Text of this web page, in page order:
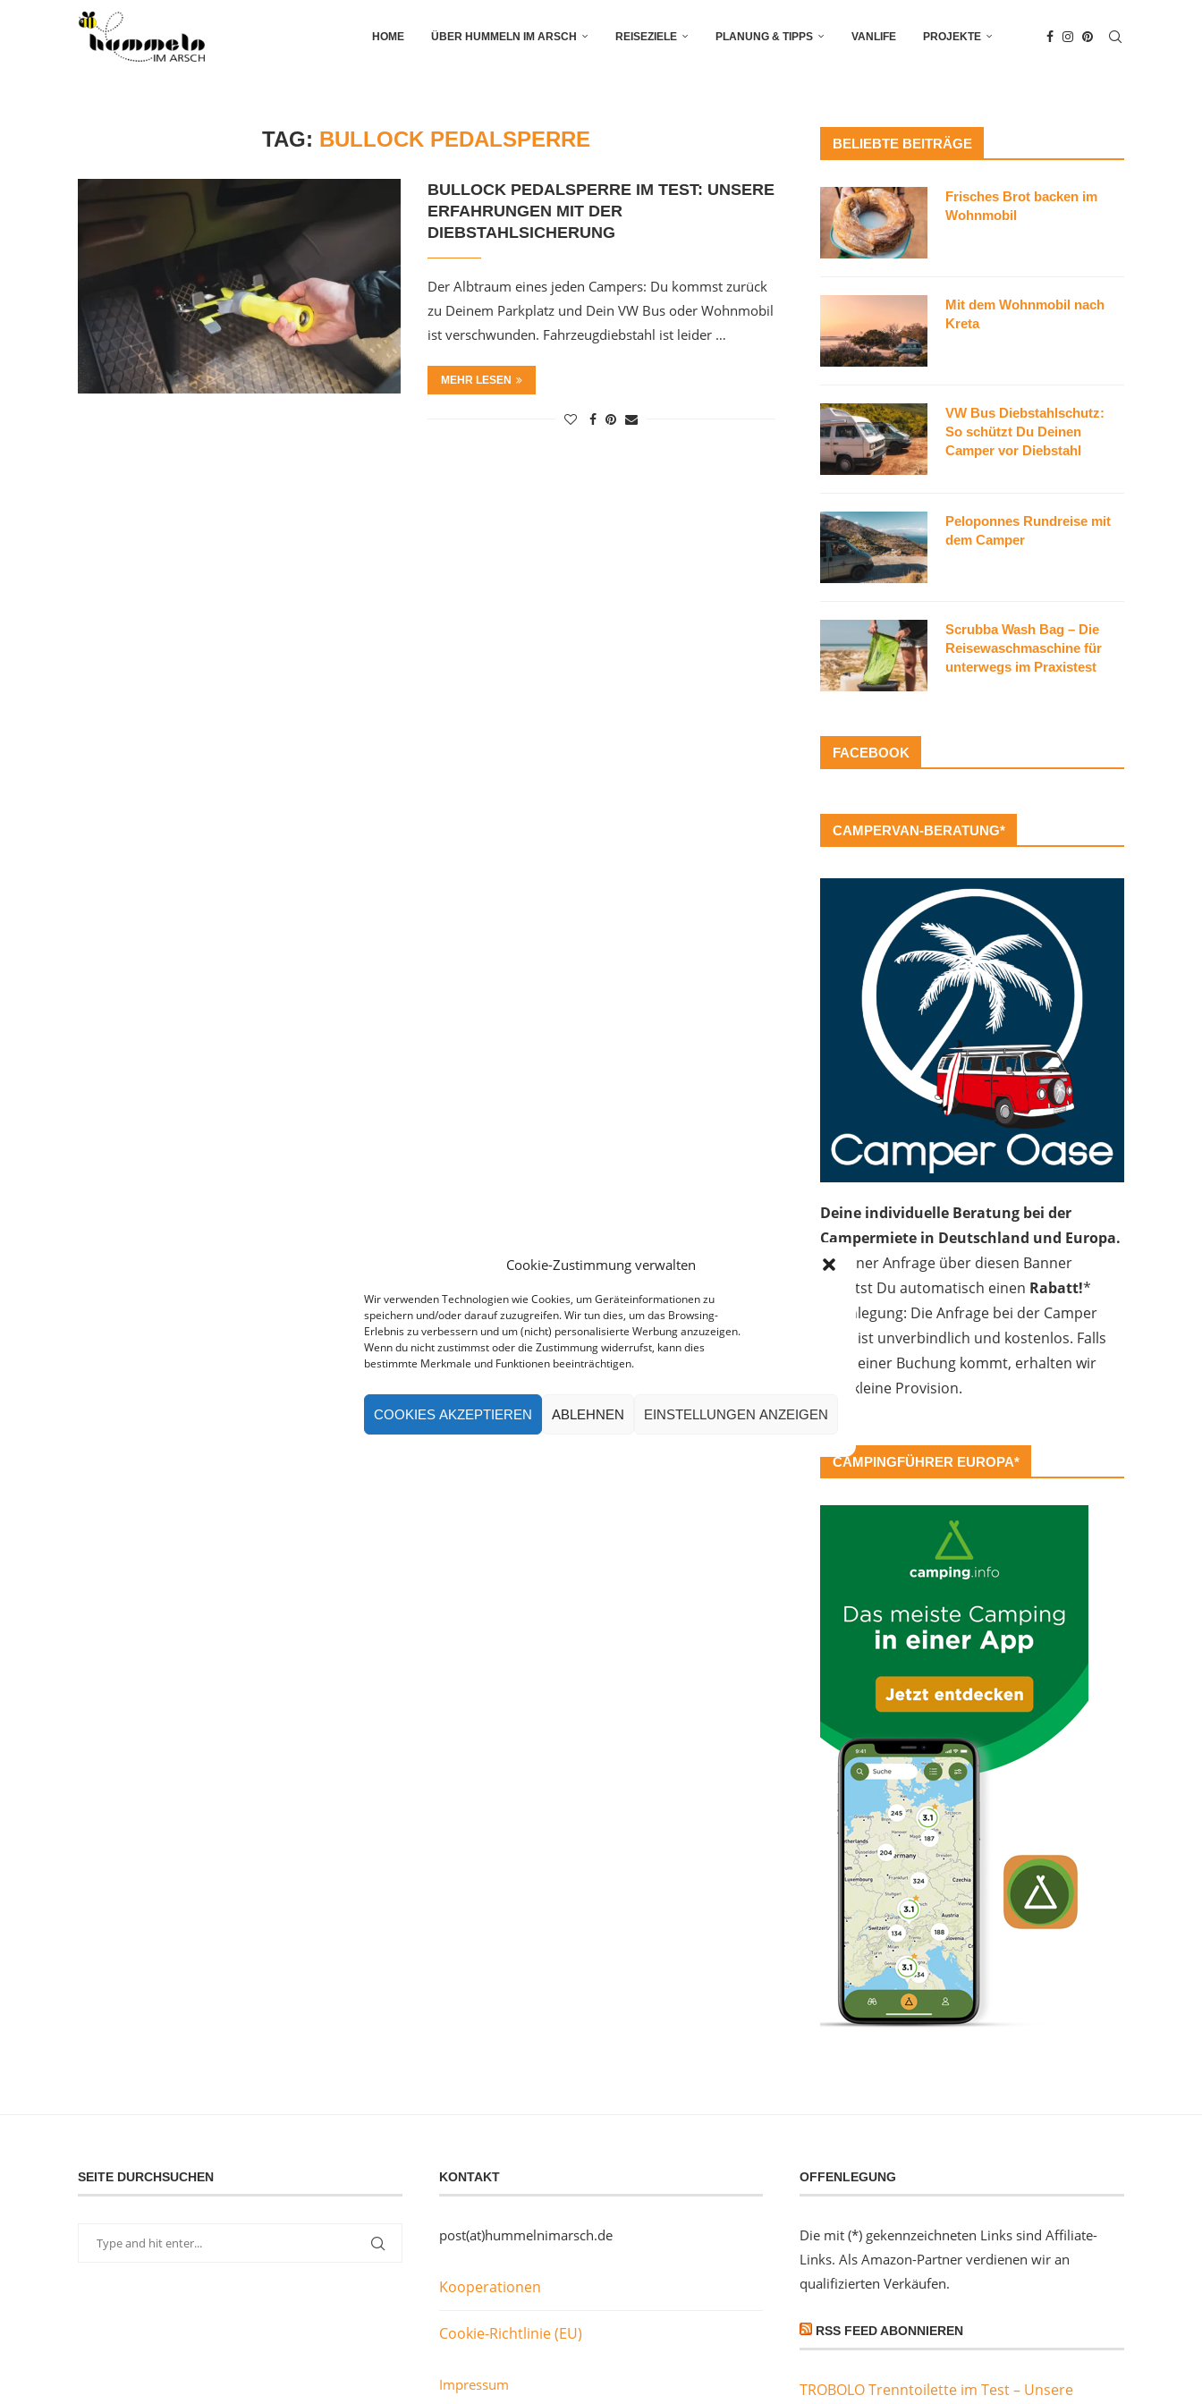
Cookie-Zustimmung verwalten
Wir verwenden Technologien wie Cookies, um Geräteinformationen zu
speichern und/oder darauf zuzugreifen. Wir tun dies, um das Browsing-
Erlebnis zu verbessern und um (nicht) personalisierte Werbung anzuzeigen.
Wenn du nicht zustimmst oder die Zustimmung widerrufst, kann dies
bestimmte Merkmale und Funktionen beeinträchtigen.
COOKIES AKZEPTIEREN ABLEHNEN EINSTELLUNGEN ANZEIGEN
HOME ÜBER HUMMELN IM ARSCH REISEZIELE PLANUNG & TIPPS VANLIFE PROJEKTE
TAG: BULLOCK PEDALSPERRE
BULLOCK PEDALSPERRE IM TEST: UNSERE
ERFAHRUNGEN MIT DER
DIEBSTAHLSICHERUNG
Der Albtraum eines jeden Campers: Du kommst zurück
zu Deinem Parkplatz und Dein VW Bus oder Wohnmobil
ist verschwunden. Fahrzeugdiebstahl ist leider …
MEHR LESEN
BELIEBTE BEITRÄGE
Frisches Brot backen im
Wohnmobil
Mit dem Wohnmobil nach
Kreta
VW Bus Diebstahlschutz:
So schützt Du Deinen
Camper vor Diebstahl
Peloponnes Rundreise mit
dem Camper
Scrubba Wash Bag – Die
Reisewaschmaschine für
unterwegs im Praxistest
FACEBOOK
CAMPERVAN-BERATUNG*
Deine individuelle Beratung bei der
Campermiete in Deutschland und Europa.
Bei einer Anfrage über diesen Banner
erhältst Du automatisch einen Rabatt!*
Offenlegung: Die Anfrage bei der Camper
Oase ist unverbindlich und kostenlos. Falls
es zu einer Buchung kommt, erhalten wir
eine kleine Provision.
CAMPINGFÜHRER EUROPA*
SEITE DURCHSUCHEN KONTAKT
post(at)hummelnimarsch.de
Kooperationen
Cookie-Richtlinie (EU)
Impressum
OFFENLEGUNG
Die mit (*) gekennzeichneten Links sind Affiliate-
Links. Als Amazon-Partner verdienen wir an
qualifizierten Verkäufen.
RSS FEED ABONNIEREN
TROBOLO Trenntoilette im Test – Unsere